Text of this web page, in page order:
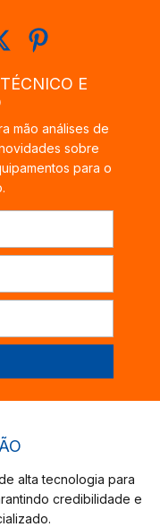
E
mão análises de
sobre
para o
alta tecnologia para
credibilidade e